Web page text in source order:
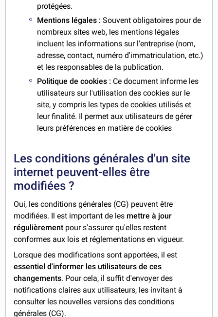
protégées.
Mentions légales : Souvent obligatoires pour de
nombreux sites web, les mentions légales
incluent les informations sur l'entreprise (nom,
adresse, contact, numéro d'immatriculation, etc.)
et les responsables de la publication.
Politique de cookies : Ce document informe les
utilisateurs sur l'utilisation des cookies sur le
site, y compris les types de cookies utilisés et
leur finalité. Il permet aux utilisateurs de gérer
leurs préférences en matière de cookies
Les conditions générales d'un site
internet peuvent-elles être
modifiées ?
Oui, les conditions générales (CG) peuvent être
modifiées. Il est important de les mettre à jour
régulièrement pour s'assurer qu'elles restent
conformes aux lois et réglementations en vigueur.
Lorsque des modifications sont apportées, il est
essentiel d'informer les utilisateurs de ces
changements. Pour cela, il suffit d'envoyer des
notifications claires aux utilisateurs, les invitant à
consulter les nouvelles versions des conditions
générales (CG).